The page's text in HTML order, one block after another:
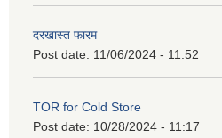
दरखास्त फारम
Post date: 11/06/2024 - 11:52
TOR for Cold Store
Post date: 10/28/2024 - 11:17